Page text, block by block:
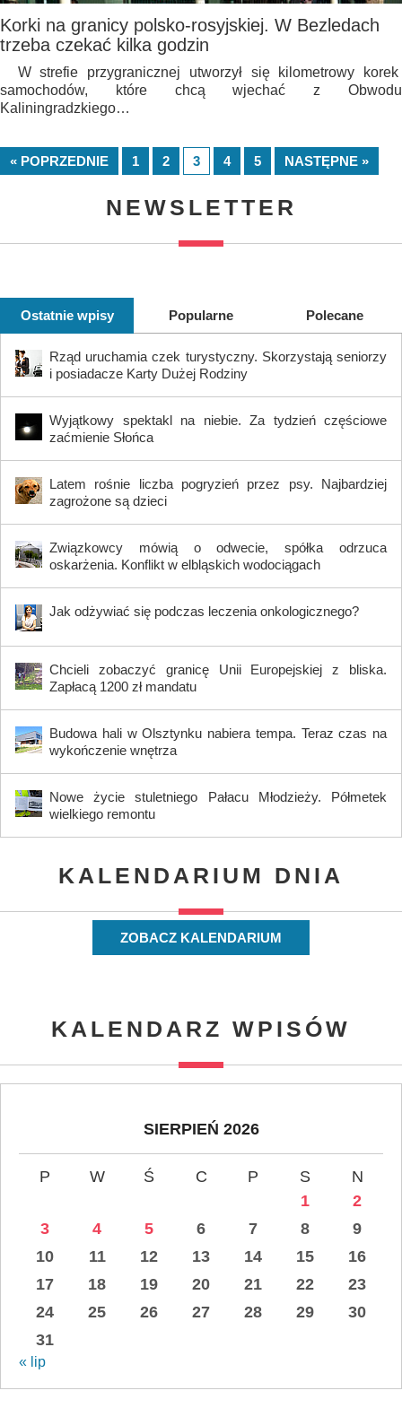
Korki na granicy polsko-rosyjskiej. W Bezledach
trzeba czekać kilka godzin
W strefie przygranicznej utworzył się kilometrowy korek
samochodów, które chcą wjechać z Obwodu
Kaliningradzkiego…
« POPRZEDNIE 1 2 3 4 5 NASTĘPNE »
NEWSLETTER
Ostatnie wpisy Popularne Polecane
Rząd uruchamia czek turystyczny. Skorzystają seniorzy
i posiadacze Karty Dużej Rodziny
Wyjątkowy spektakl na niebie. Za tydzień częściowe
zaćmienie Słońca
Latem rośnie liczba pogryzień przez psy. Najbardziej
zagrożone są dzieci
Związkowcy mówią o odwecie, spółka odrzuca
oskarżenia. Konflikt w elbląskich wodociągach
Jak odżywiać się podczas leczenia onkologicznego?
Chcieli zobaczyć granicę Unii Europejskiej z bliska.
Zapłacą 1200 zł mandatu
Budowa hali w Olsztynku nabiera tempa. Teraz czas na
wykończenie wnętrza
Nowe życie stuletniego Pałacu Młodzieży. Półmetek
wielkiego remontu
KALENDARIUM DNIA
ZOBACZ KALENDARIUM
KALENDARZ WPISÓW
SIERPIEŃ 2026
P W Ś C P S
N
1
2
3
4 5 6 7 8
9
10
11 12 13 14 15
16
17
18 19 20 21 22
23
24
25 26 27 28 29
30
31
« lip